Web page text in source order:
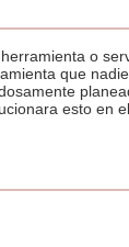
o
que
esto en